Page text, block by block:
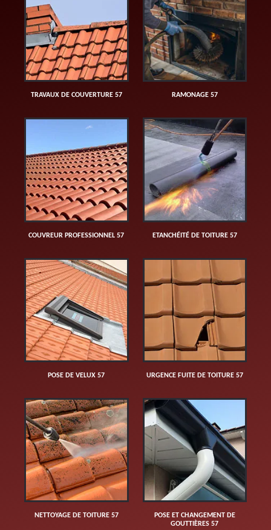
TRAVAUX DE COUVERTURE 57 RAMONAGE 57
COUVREUR PROFESSIONNEL 57 ETANCHÉITÉ DE TOITURE 57
POSE DE VELUX 57 URGENCE FUITE DE TOITURE 57
NETTOYAGE DE TOITURE 57
POSE ET CHANGEMENT DE
GOUTTIÈRES 57